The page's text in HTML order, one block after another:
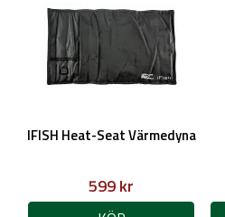
IFISH Heat-Seat Värmedyna
599 kr